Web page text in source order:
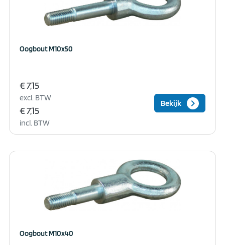
Oogbout M10x50
€ 7,15
excl. BTW
€ 7,15
incl. BTW
Bekijk keyboard_arrow_right
Oogbout M10x40